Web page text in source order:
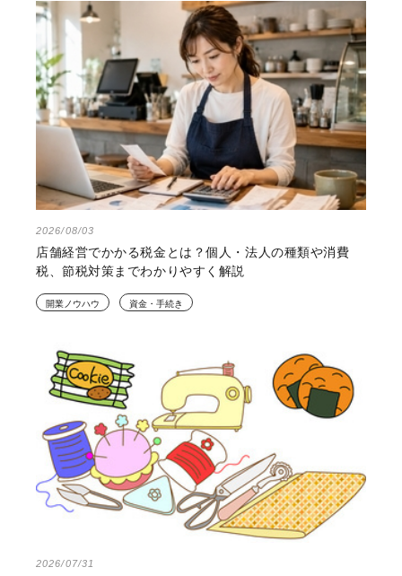
2026/08/03
店舗経営でかかる税金とは？個人・法人の種類や消費
税、節税対策までわかりやすく解説
開業ノウハウ 資金・手続き
2026/07/31